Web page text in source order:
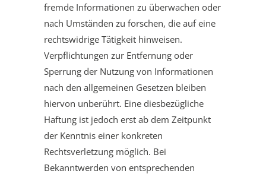
fremde Informationen zu überwachen oder
nach Umständen zu forschen, die auf eine
rechtswidrige Tätigkeit hinweisen.
Verpflichtungen zur Entfernung oder
Sperrung der Nutzung von Informationen
nach den allgemeinen Gesetzen bleiben
hiervon unberührt. Eine diesbezügliche
Haftung ist jedoch erst ab dem Zeitpunkt
der Kenntnis einer konkreten
Rechtsverletzung möglich. Bei
Bekanntwerden von entsprechenden